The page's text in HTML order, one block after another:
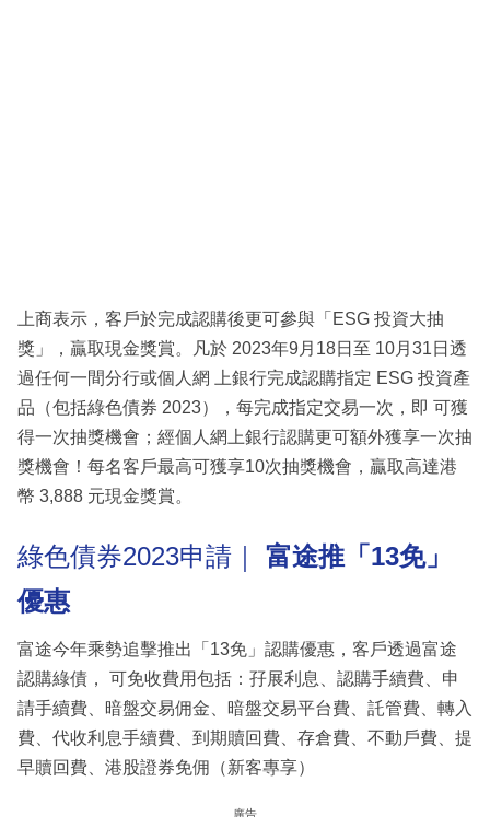
上商表示，客戶於完成認購後更可參與「ESG 投資大抽
獎」，贏取現金獎賞。凡於 2023年9月18日至 10月31日透
過任何一間分行或個人網 上銀行完成認購指定 ESG 投資產
品（包括綠色債券 2023），每完成指定交易一次，即 可獲
得一次抽獎機會；經個人網上銀行認購更可額外獲享一次抽
獎機會！每名客戶最高可獲享10次抽獎機會，贏取高達港
幣 3,888 元現金獎賞。
綠色債券2023申請｜ 富途推「13免」
優惠
富途今年乘勢追擊推出「13免」認購優惠，客戶透過富途
認購綠債， 可免收費用包括：孖展利息、認購手續費、申
請手續費、暗盤交易佣金、暗盤交易平台費、託管費、轉入
費、代收利息手續費、到期贖回費、存倉費、不動戶費、提
早贖回費、港股證券免佣（新客專享）
廣告